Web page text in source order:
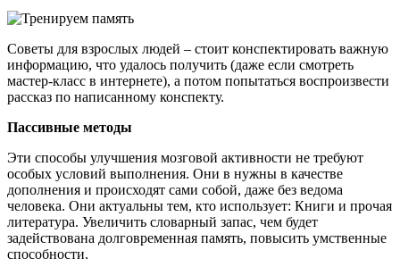
Советы для взрослых людей – стоит конспектировать важную
информацию, что удалось получить (даже если смотреть
мастер-класс в интернете), а потом попытаться воспроизвести
рассказ по написанному конспекту.
Пассивные методы
Эти способы улучшения мозговой активности не требуют
особых условий выполнения. Они в нужны в качестве
дополнения и происходят сами собой, даже без ведома
человека. Они актуальны тем, кто использует: Книги и прочая
литература. Увеличить словарный запас, чем будет
задействована долговременная память, повысить умственные
способности.